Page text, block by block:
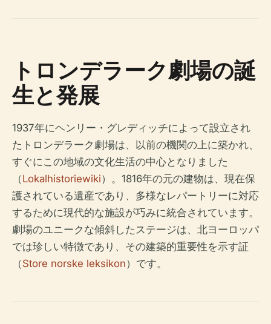
トロンデラーク劇場の誕
生と発展
1937年にヘンリー・グレディッチによって設立され
たトロンデラーク劇場は、以前の機関の上に築かれ、
すぐにこの地域の文化生活の中心となりました
（Lokalhistoriewiki）。1816年の元の建物は、現在保
護されている遺産であり、多様なレパートリーに対応
するために現代的な施設が巧みに統合されています。
劇場のユニークな傾斜したステージは、北ヨーロッパ
では珍しい特徴であり、その建築的重要性を示す証
（Store norske leksikon）です。